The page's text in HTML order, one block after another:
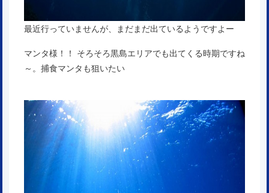
最近行っていませんが、まだまだ出ているようですよー
マンタ様！！ そろそろ黒島エリアでも出てくる時期ですね
～。捕食マンタも狙いたい